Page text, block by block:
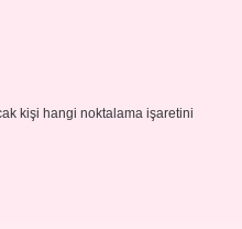
kişi hangi noktalama işaretini